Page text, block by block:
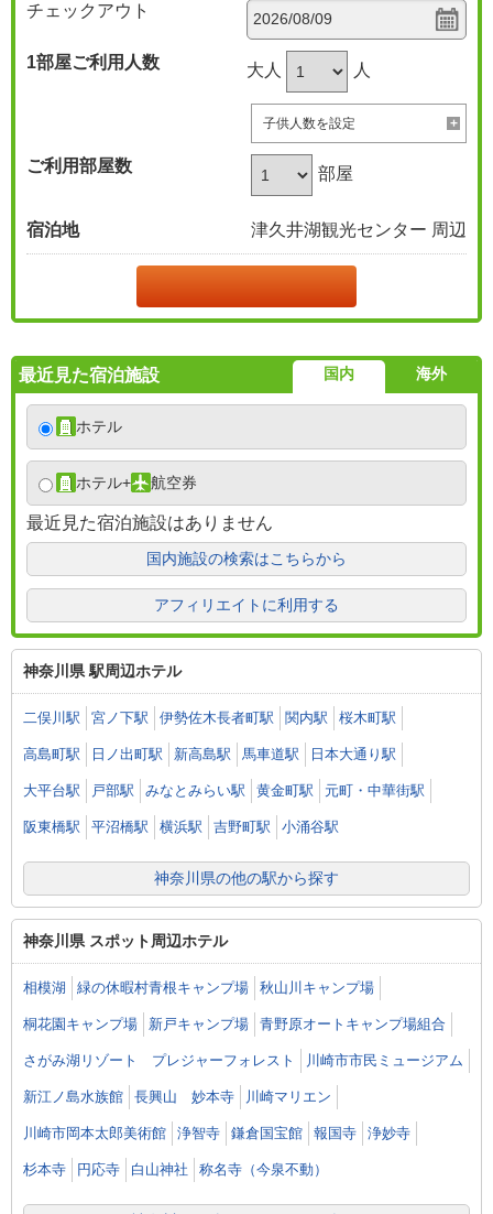
チェックアウト
1部屋ご利用人数 大人 人
子供人数を設定
ご利用部屋数 部屋
宿泊地 津久井湖観光センター 周辺
最近見た宿泊施設 国内 海外
ホテル
ホテル+ 航空券
最近見た宿泊施設はありません
国内施設の検索はこちらから
アフィリエイトに利用する
神奈川県 駅周辺ホテル
二俣川駅 宮ノ下駅 伊勢佐木長者町駅 関内駅 桜木町駅
高島町駅 日ノ出町駅 新高島駅 馬車道駅 日本大通り駅
大平台駅 戸部駅 みなとみらい駅 黄金町駅 元町・中華街駅
阪東橋駅 平沼橋駅 横浜駅 吉野町駅 小涌谷駅
神奈川県の他の駅から探す
神奈川県 スポット周辺ホテル
相模湖 緑の休暇村青根キャンプ場 秋山川キャンプ場
桐花園キャンプ場 新戸キャンプ場 青野原オートキャンプ場組合
さがみ湖リゾート プレジャーフォレスト 川崎市市民ミュージアム
新江ノ島水族館 長興山 妙本寺 川崎マリエン
川崎市岡本太郎美術館 浄智寺 鎌倉国宝館 報国寺 浄妙寺
杉本寺 円応寺 白山神社 称名寺（今泉不動）